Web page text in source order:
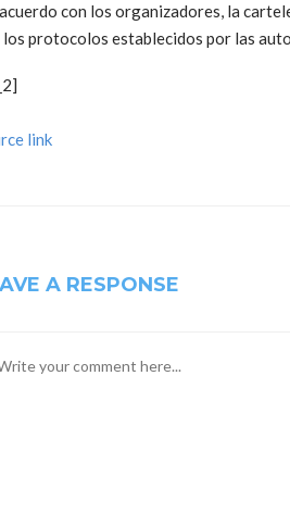
con los organizadores, la
los protocolos establecidos por las
link
A RESPONSE